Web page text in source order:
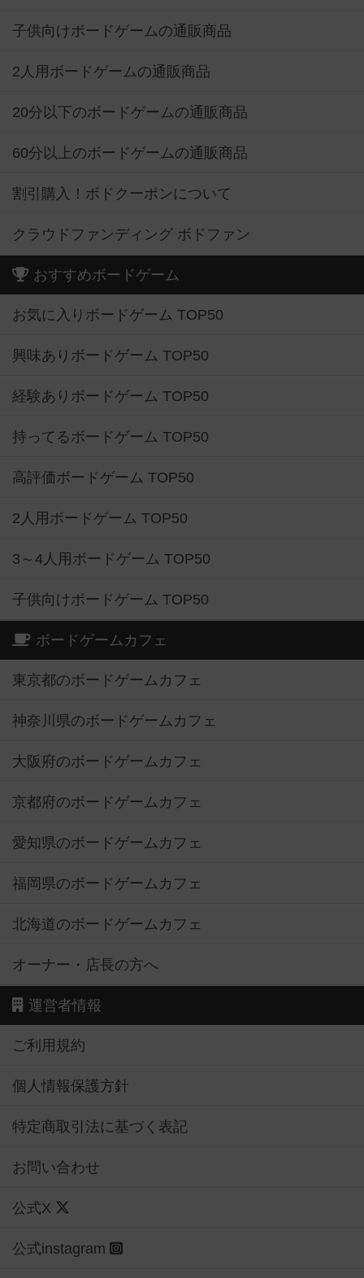
子供向けボードゲームの通販商品
2人用ボードゲームの通販商品
20分以下のボードゲームの通販商品
60分以上のボードゲームの通販商品
割引購入！ボドクーポンについて
クラウドファンディング ボドファン
おすすめボードゲーム
お気に入りボードゲーム TOP50
興味ありボードゲーム TOP50
経験ありボードゲーム TOP50
持ってるボードゲーム TOP50
高評価ボードゲーム TOP50
2人用ボードゲーム TOP50
3～4人用ボードゲーム TOP50
子供向けボードゲーム TOP50
ボードゲームカフェ
東京都のボードゲームカフェ
神奈川県のボードゲームカフェ
大阪府のボードゲームカフェ
京都府のボードゲームカフェ
愛知県のボードゲームカフェ
福岡県のボードゲームカフェ
北海道のボードゲームカフェ
オーナー・店長の方へ
運営者情報
ご利用規約
個人情報保護方針
特定商取引法に基づく表記
お問い合わせ
公式X
公式instagram